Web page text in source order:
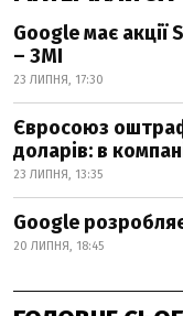
Google має акції
– ЗМІ
23 ЛИПНЯ, 17:30
Євросоюз
доларів: в
23 ЛИПНЯ, 13:35
Google
20 ЛИПНЯ, 18:45